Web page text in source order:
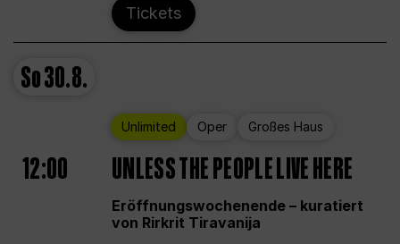
Tickets
So30.8.
Unlimited Oper Großes Haus
12:00 UNLESS THE PEOPLE LIVE HERE
Eröffnungswochenende – kuratiert
von Rirkrit Tiravanija